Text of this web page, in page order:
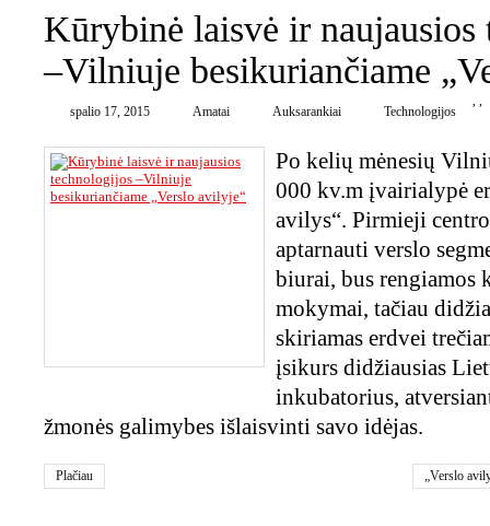
Kūrybinė laisvė ir naujausios
–Vilniuje besikuriančiame
spalio 17, 2015 Amatai
,
Auksarankiai
,
Technologijos
Po kelių mėnesių
000 kv.m įvairialypė
avilys“. Pirmieji
aptarnauti verslo
biurai, bus rengiamos
mokymai, tačiau
skiriamas erdvei
įsikurs didžiausias
inkubatorius,
žmonės galimybes išlaisvinti savo idėjas.
Plačiau „Verslo